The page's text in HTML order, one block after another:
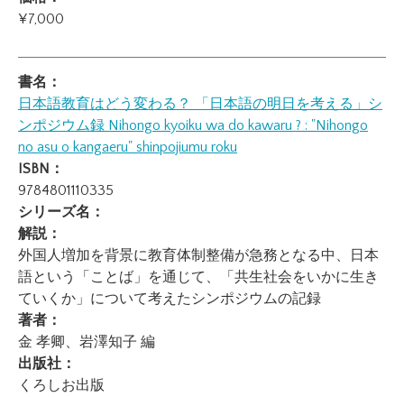
¥7,000
書名：
日本語教育はどう変わる？ 「日本語の明日を考える」シ
ンポジウム録 Nihongo kyoiku wa do kawaru ? : "Nihongo
no asu o kangaeru" shinpojiumu roku
ISBN：
9784801110335
シリーズ名：
解説：
外国人増加を背景に教育体制整備が急務となる中、日本
語という「ことば」を通じて、「共生社会をいかに生き
ていくか」について考えたシンポジウムの記録
著者：
金 孝卿、岩澤知子 編
出版社：
くろしお出版